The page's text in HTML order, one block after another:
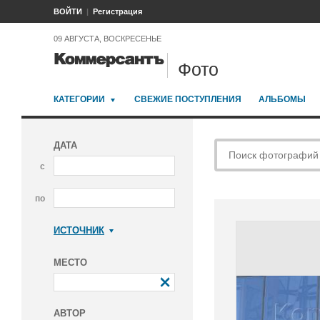
ВОЙТИ Регистрация
09 АВГУСТА, ВОСКРЕСЕНЬЕ
Фото
КАТЕГОРИИ СВЕЖИЕ ПОСТУПЛЕНИЯ АЛЬБОМЫ
ДАТА
с
по
ИСТОЧНИК
МЕСТО
АВТОР